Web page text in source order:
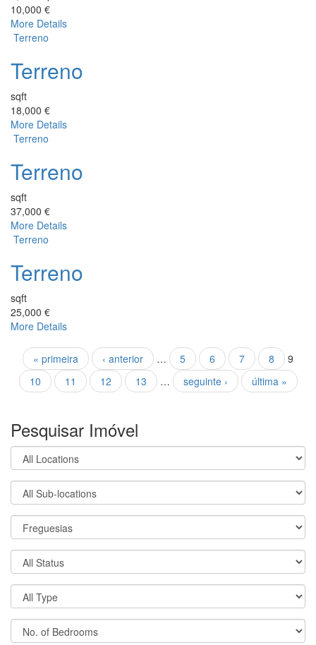
10,000 €
More Details
Terreno
Terreno
sqft
18,000 €
More Details
Terreno
Terreno
sqft
37,000 €
More Details
Terreno
Terreno
sqft
25,000 €
More Details
Pages
« primeira ‹ anterior … 5 6 7 8
9
10
11 12 13 … seguinte › última »
Pesquisar Imóvel